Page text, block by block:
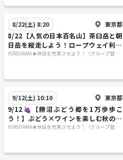
8/22(土) 8:20 東京都
8/22【人気の日本百名山】茶臼岳と朝
日岳を縦走しよう！ロープウェイ利用
です！
YURUYAMA★休日を充実させよう！（グループ登山
9/12(土) 10:10 東京都
9/12🍇【勝沼ぶどう郷を1万歩歩こ
う！】ぶどう×ワインを楽しむ秋の日
帰り旅🍷
YURUYAMA★休日を充実させよう！（グループ登山